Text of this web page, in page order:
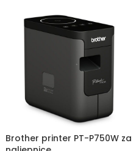
Brother printer PT-P750W za